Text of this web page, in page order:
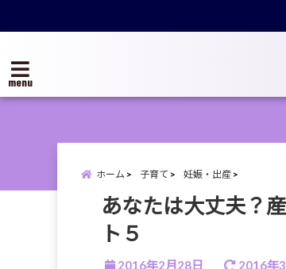
menu
ホーム 子育て 妊娠・出産
あなたは大丈夫？
ト５
2016年2月28日 2016年